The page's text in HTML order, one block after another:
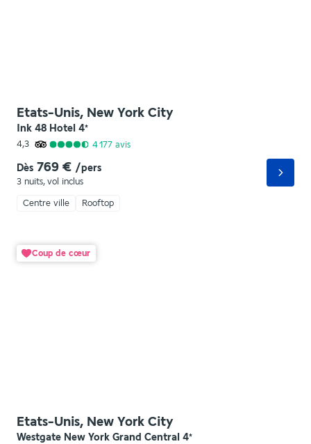
Etats-Unis, New York City
Ink 48 Hotel 4*
4,3
4 177 avis
Dès 769 € /pers
3 nuits, vol inclus
Centre ville Rooftop
Coup de cœur
Etats-Unis, New York City
Westgate New York Grand Central 4*